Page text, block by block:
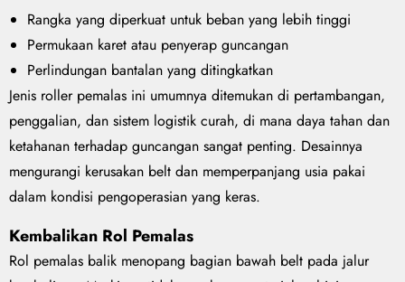
Rangka yang diperkuat untuk beban yang lebih tinggi
Permukaan karet atau penyerap guncangan
Perlindungan bantalan yang ditingkatkan
Jenis roller pemalas ini umumnya ditemukan di pertambangan,
penggalian, dan sistem logistik curah, di mana daya tahan dan
ketahanan terhadap guncangan sangat penting. Desainnya
mengurangi kerusakan belt dan memperpanjang usia pakai
dalam kondisi pengoperasian yang keras.
Kembalikan Rol Pemalas
Rol pemalas balik menopang bagian bawah belt pada jalur